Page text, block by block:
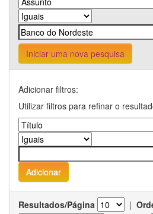
Iniciar uma nova pesquisa
Adicionar filtros:
Utilizar filtros para refinar o
Resultados/Página |